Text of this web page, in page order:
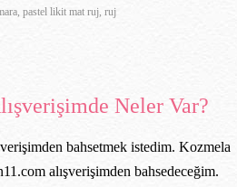
,pastel likit mat ruj ,ruj
Neler Var?
bahsetmek istedim. Kozmela
alışverişimden bahsedeceğim.